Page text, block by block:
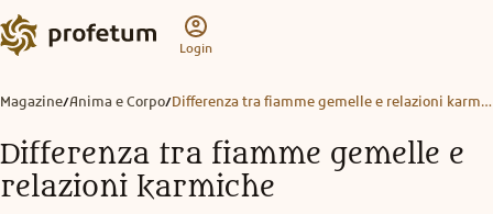
Login
Magazine/Anima e Corpo/ Differenza tra fiamme gemelle e relazioni karmiche
Differenza tra fiamme gemelle e
relazioni karmiche